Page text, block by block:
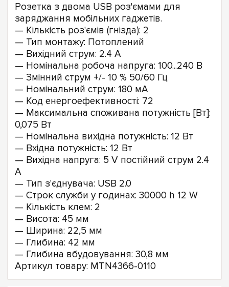
Розетка з двома USB роз'ємами для
заряджання мобільних гаджетів.
— Кількість роз'ємів (гнізда): 2
— Тип монтажу: Потоплений
— Вихідний струм: 2.4 A
— Номінальна робоча напруга: 100...240 В
— Змінний струм +/- 10 % 50/60 Гц
— Номінальний струм: 180 мА
— Код енергоефективності: 72
— Максимальна споживана потужність [Вт]:
0,075 Вт
— Номінальна вихідна потужність: 12 Вт
— Вхідна потужність: 12 Вт
— Вихідна напруга: 5 V постійний струм 2.4
A
— Тип з'єднувача: USB 2.0
— Строк служби у годинах: 30000 h 12 W
— Кількість клем: 2
— Висота: 45 мм
— Ширина: 22,5 мм
— Глибина: 42 мм
— Глибина вбудовування: 30,8 мм
Артикул товару: MTN4366-0110